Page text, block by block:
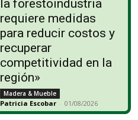
la forestoindustria
requiere medidas
para reducir costos y
recuperar
competitividad en la
región»
Madera & Mueble
Patricia Escobar - 01/08/2026